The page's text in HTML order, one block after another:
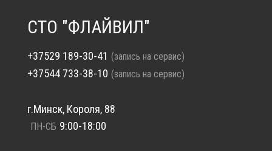
СТО "ФЛАЙВИЛ"
+37529 189-30-41 (запись на сервис)
+37544 733-38-10 (запись на сервис)
г.Минск, Короля, 88
ПН-СБ 9:00-18:00